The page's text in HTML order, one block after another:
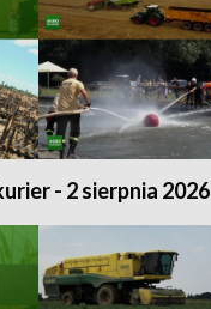
- 2 sierpnia 2026